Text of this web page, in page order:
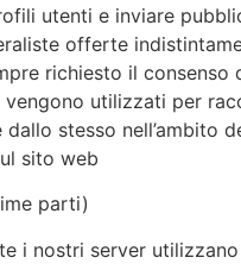
utenti e inviare
offerte
richiesto il consenso
utilizzati per
stesso nell’ambito
sito web
parti)
i nostri server